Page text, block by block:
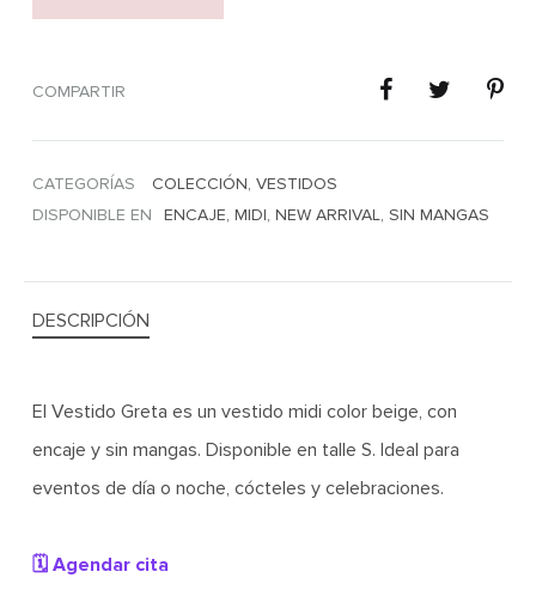
COMPARTIR
CATEGORÍAS COLECCIÓN, VESTIDOS
DISPONIBLE EN
ENCAJE, MIDI, NEW ARRIVAL, SIN MANGAS
DESCRIPCIÓN
El Vestido Greta es un vestido midi color beige, con
encaje y sin mangas. Disponible en talle S. Ideal para
eventos de día o noche, cócteles y celebraciones.
🗓️ Agendar cita